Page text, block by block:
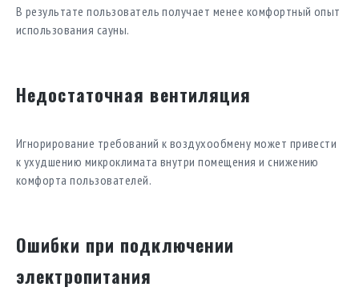
В результате пользователь получает менее комфортный опыт
использования сауны.
Недостаточная вентиляция
Игнорирование требований к воздухообмену может привести
к ухудшению микроклимата внутри помещения и снижению
комфорта пользователей.
Ошибки при подключении
электропитания